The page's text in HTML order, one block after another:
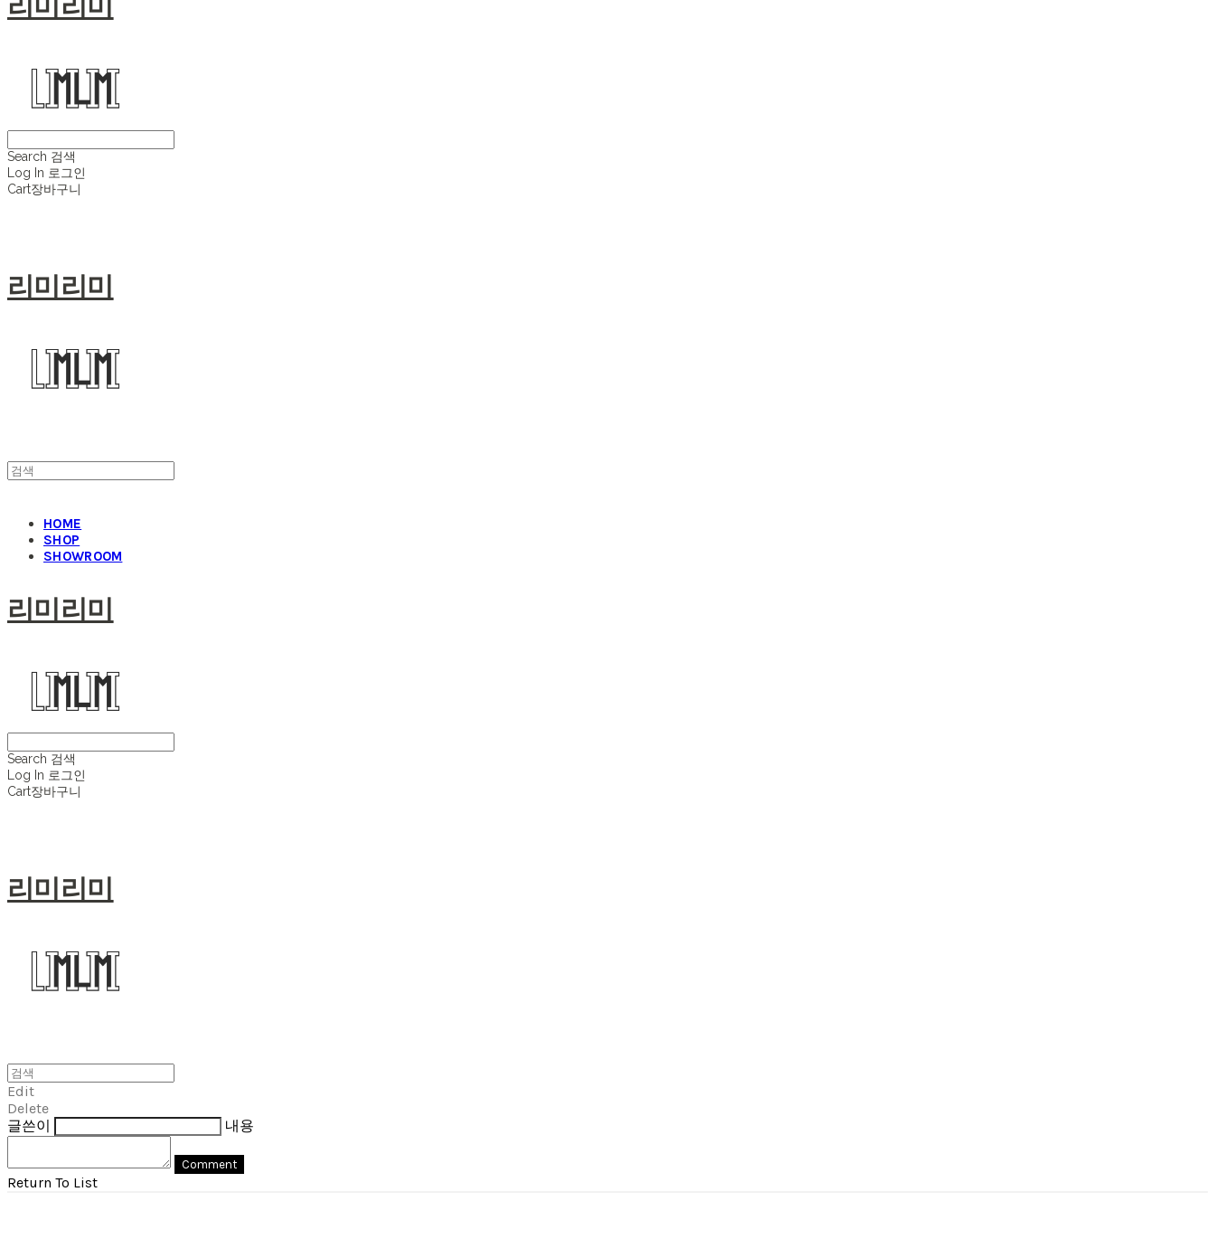
Search 검색
Log In 로그인
Cart장바구니
리미리미
HOME
SHOP
SHOWROOM
리미리미
Search 검색
Log In 로그인
Cart장바구니
리미리미
Edit
Delete
글쓴이
내용
Comment
Return To List